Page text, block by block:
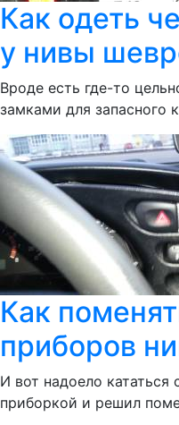
Как одеть
у нивы
Вроде есть где-то
замками для запасного
Как
приборов
И вот надоело кататься
приборкой и решил